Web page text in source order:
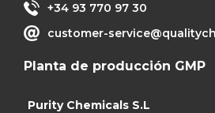
+34 93 770 97 30
customer-
Planta de producción GMP
Purity Chemicals S.L